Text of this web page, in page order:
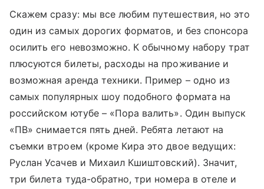
Скажем сразу: мы все любим путешествия, но это
один из самых дорогих форматов, и без спонсора
осилить его невозможно. К обычному набору трат
плюсуются билеты, расходы на проживание и
возможная аренда техники. Пример – одно из
самых популярных шоу подобного формата на
российском ютубе – «Пора валить». Один выпуск
«ПВ» снимается пять дней. Ребята летают на
съемки втроем (кроме Кира это двое ведущих:
Руслан Усачев и Михаил Кшиштовский). Значит,
три билета туда-обратно, три номера в отеле и